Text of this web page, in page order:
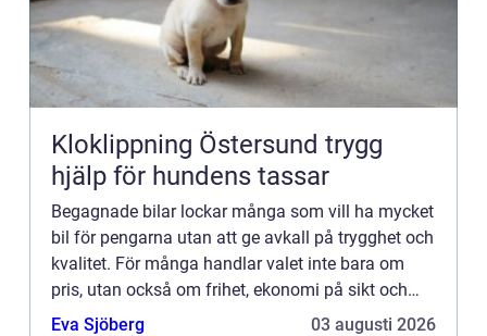
Kloklippning Östersund trygg
hjälp för hundens tassar
Begagnade bilar lockar många som vill ha mycket
bil för pengarna utan att ge avkall på trygghet och
kvalitet. För många handlar valet inte bara om
pris, utan också om frihet, ekonomi på sikt och
ansvar för...
Eva Sjöberg 03 augusti 2026